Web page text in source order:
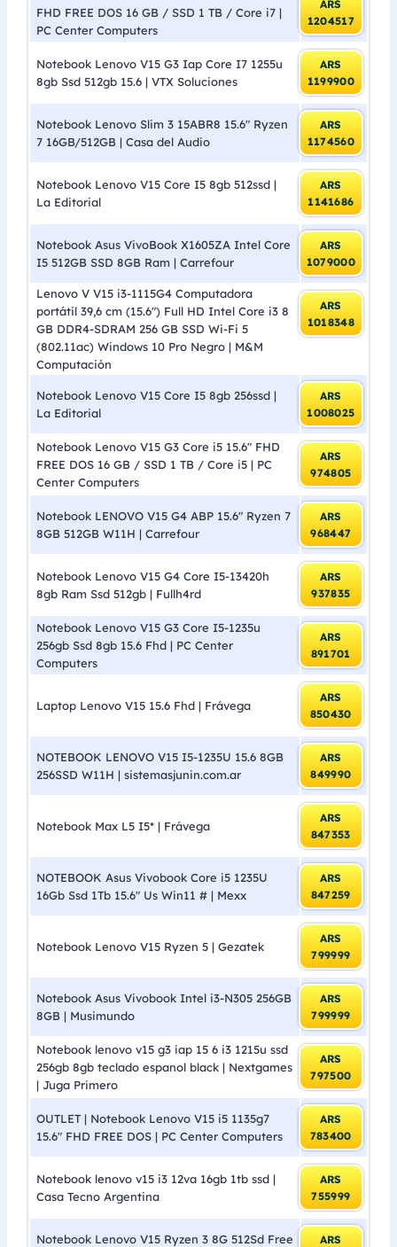
FHD FREE DOS 16 GB / SSD 1 TB / Core i7 |
PC Center Computers
ARS
1204517
Notebook Lenovo V15 G3 Iap Core I7 1255u
8gb Ssd 512gb 15.6 | VTX Soluciones
ARS
1199900
Notebook Lenovo Slim 3 15ABR8 15.6″ Ryzen
7 16GB/512GB | Casa del Audio
ARS
1174560
Notebook Lenovo V15 Core I5 8gb 512ssd |
La Editorial
ARS
1141686
Notebook Asus VivoBook X1605ZA Intel Core
I5 512GB SSD 8GB Ram | Carrefour
ARS
1079000
Lenovo V V15 i3-1115G4 Computadora
portátil 39,6 cm (15.6″) Full HD Intel Core i3 8
GB DDR4-SDRAM 256 GB SSD Wi-Fi 5
(802.11ac) Windows 10 Pro Negro | M&M
Computación
ARS
1018348
Notebook Lenovo V15 Core I5 8gb 256ssd |
La Editorial
ARS
1008025
Notebook Lenovo V15 G3 Core i5 15.6″ FHD
FREE DOS 16 GB / SSD 1 TB / Core i5 | PC
Center Computers
ARS
974805
Notebook LENOVO V15 G4 ABP 15.6″ Ryzen 7
8GB 512GB W11H | Carrefour
ARS
968447
Notebook Lenovo V15 G4 Core I5-13420h
8gb Ram Ssd 512gb | Fullh4rd
ARS
937835
Notebook Lenovo V15 G3 Core I5-1235u
256gb Ssd 8gb 15.6 Fhd | PC Center
Computers
ARS
891701
Laptop Lenovo V15 15.6 Fhd | Frávega
ARS
850430
NOTEBOOK LENOVO V15 I5-1235U 15.6 8GB
256SSD W11H | sistemasjunin.com.ar
ARS
849990
Notebook Max L5 I5* | Frávega
ARS
847353
NOTEBOOK Asus Vivobook Core i5 1235U
16Gb Ssd 1Tb 15.6″ Us Win11 # | Mexx
ARS
847259
Notebook Lenovo V15 Ryzen 5 | Gezatek
ARS
799999
Notebook Asus Vivobook Intel i3-N305 256GB
8GB | Musimundo
ARS
799999
Notebook lenovo v15 g3 iap 15 6 i3 1215u ssd
256gb 8gb teclado espanol black | Nextgames
| Juga Primero
ARS
797500
OUTLET | Notebook Lenovo V15 i5 1135g7
15.6″ FHD FREE DOS | PC Center Computers
ARS
783400
Notebook lenovo v15 i3 12va 16gb 1tb ssd |
Casa Tecno Argentina
ARS
755999
Notebook Lenovo V15 Ryzen 3 8G 512Sd Free
ARS